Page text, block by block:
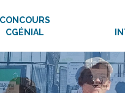
CONCOURS
CGÉNIAL